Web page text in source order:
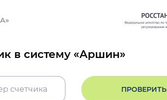
в систему «Аршин»
ПРОВЕРИТЬ